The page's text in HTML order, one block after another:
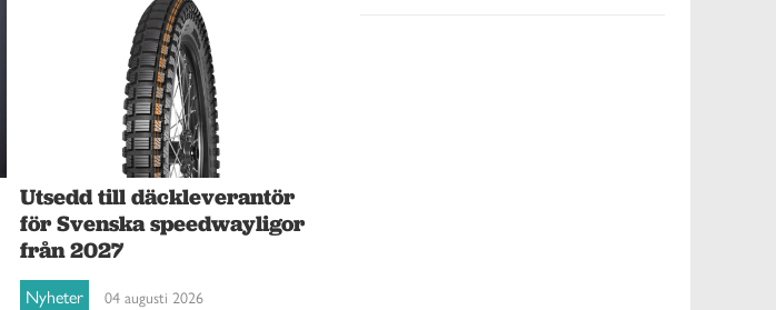
Utsedd till däckleverantör
för Svenska speedwayligor
från 2027
Nyheter 04 augusti 2026